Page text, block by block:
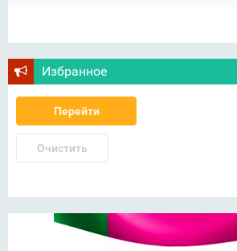
Избранное
Перейти
Очистить